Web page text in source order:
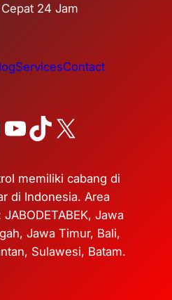
24 Jam
ServicesContact
YouTube TikTok X
memiliki cabang di
di Indonesia. Area
Jawa
Jawa Timur, Bali,
Sulawesi, Batam.